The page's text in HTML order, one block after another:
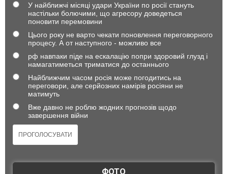
У найближчі місяці удари України по росії стануть
настільки болючими, що агресору доведеться
поновити перемовини
Цього року не варто чекати поновлення переговорного
процесу. А от наступного - можливо все
рф навпаки піде на ескалацію попри здоровий глузд і
намагатиметься триматися до останнього
Найближчим часом росія може погодитись на
переговори, але серйозних намірів росіяни не
матимуть
Вже давно не роблю жодних прогнозів щодо
завершення війни
ФОТО